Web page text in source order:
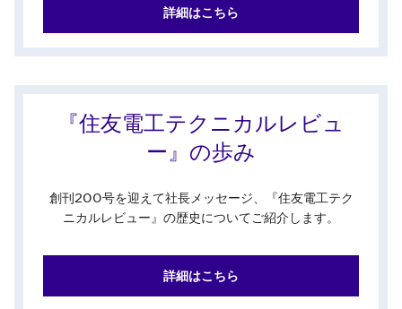
詳細はこちら
『住友電工テクニカルレビュ
ー』の歩み
創刊200号を迎えて社長メッセージ、『住友電工テク
ニカルレビュー』の歴史についてご紹介します。
詳細はこちら